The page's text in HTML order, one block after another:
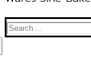
Search